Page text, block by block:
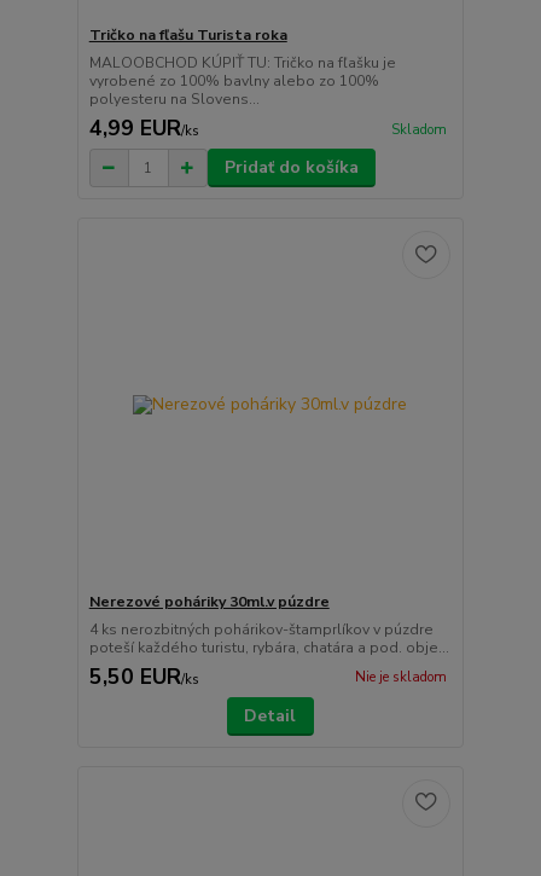
Tričko na fľašu Turista roka
MALOOBCHOD KÚPIŤ TU: Tričko na fľašku je
vyrobené zo 100% bavlny alebo zo 100%
polyesteru na Slovens...
4,99 EUR/ks Skladom
Pridať do košíka
Nerezové poháriky 30ml.v púzdre
4 ks nerozbitných pohárikov-štamprlíkov v púzdre
poteší každého turistu, rybára, chatára a pod. obje...
5,50 EUR/ks Nie je skladom
Detail